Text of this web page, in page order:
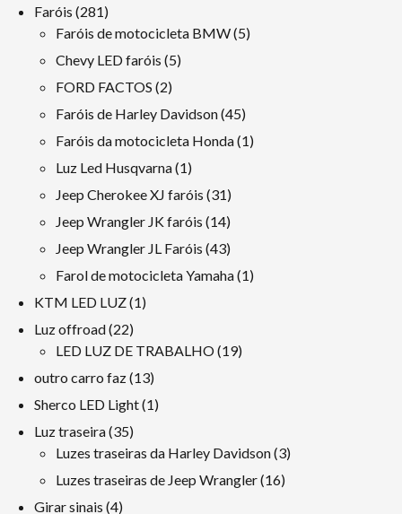
Faróis 281281
produtos
Faróis de motocicleta BMW 55
Chevy LED faróis 55
FORD FACTOS 22
produtos
Faróis de Harley Davidson 4545
produtos
Faróis da motocicleta Honda 11
Luz Led Husqvarna 11
produto
Jeep Cherokee XJ faróis 3131
produtos
Jeep Wrangler JK faróis 1414
produtos
Jeep Wrangler JL Faróis 4343
produtos
Farol de motocicleta Yamaha 11
KTM LED LUZ 11
Luz offroad 2222
produtos
LED LUZ DE TRABALHO 1919
outro carro faz 1313
produtos
Sherco LED Light 11
Luz traseira 3535
produtos
Luzes traseiras da Harley Davidson 33
Luzes traseiras de Jeep Wrangler 1616
Girar sinais 44